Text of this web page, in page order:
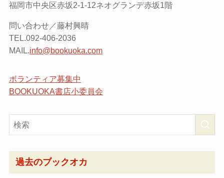
福岡市中央区赤坂2-1-12ネオグランデ赤坂1階
問い合わせ／藤村興晴
TEL.092-406-2036
MAIL.info@bookuoka.com
ボランティア募集中
BOOKUOKA書店小委員会
過去のブックオカ